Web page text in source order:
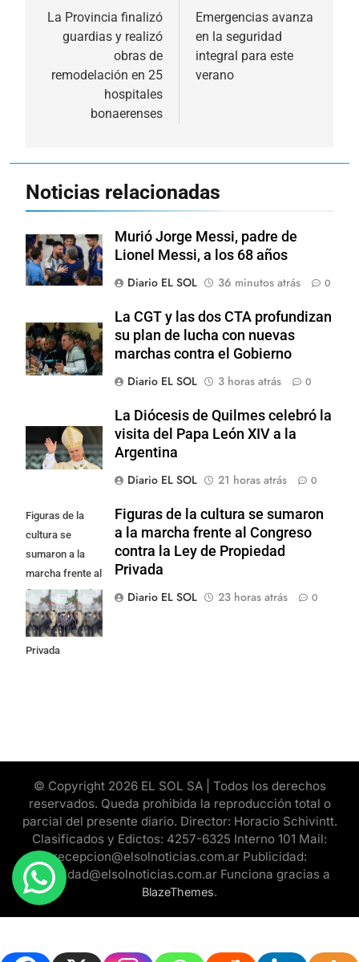
de
entradas
La Provincia finalizó
guardias y realizó
obras de
remodelación en 25
hospitales
bonaerenses
Emergencias avanza
en la seguridad
integral para este
verano
Noticias relacionadas
Murió Jorge Messi, padre de
Lionel Messi, a los 68 años
Diario EL SOL
36 minutos atrás 0
La CGT y las dos CTA profundizan
su plan de lucha con nuevas
marchas contra el Gobierno
Diario EL SOL
3 horas atrás 0
La Diócesis de Quilmes celebró la
visita del Papa León XIV a la
Argentina
Diario EL SOL
21 horas atrás 0
Figuras de la
cultura se
sumaron a la
marcha frente al
Congreso contra
la Ley de
Propiedad
Privada
Figuras de la cultura se sumaron
a la marcha frente al Congreso
contra la Ley de Propiedad
Privada
Diario EL SOL
23 horas atrás 0
© Copyright 2026 EL SOL SA | Todos los derechos
reservados. Queda prohibida la reproducción total o
parcial del presente diario. Director: Horacio Schivintt.
Clasificados y Edictos: 4257-6325 Interno 101 Mail:
recepcion@elsolnoticias.com.ar Publicidad:
publicidad@elsolnoticias.com.ar Funciona gracias a
BlazeThemes.